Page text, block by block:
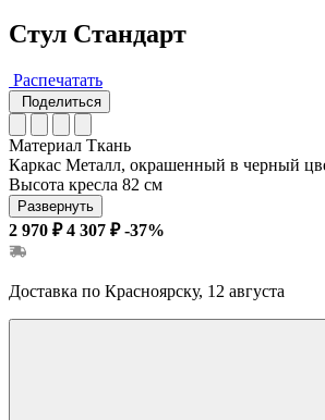
Стул Стандарт
Распечатать
Поделиться
Материал Ткань
Каркас Металл, окрашенный в черный
Высота кресла 82 см
Развернуть
2 970 ₽ 4 307 ₽ -37%
Доставка по Красноярску, 12 августа